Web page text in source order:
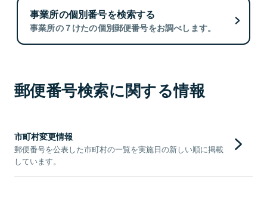
事業所の個別番号を検索する
事業所の７けたの個別郵便番号をお調べします。
郵便番号検索に関する情報
市町村変更情報
郵便番号を公表した市町村の一覧を実施日の新しい順に掲載
しています。